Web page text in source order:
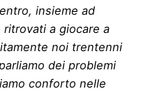
insieme ad
ritrovati a giocare a
noi trentenni
dei problemi
conforto nelle